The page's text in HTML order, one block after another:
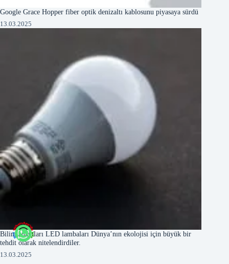
Google Grace Hopper fiber optik denizaltı kablosunu piyasaya sürdü
13.03.2025
Bilim adamları LED lambaları Dünya’nın ekolojisi için büyük bir
tehdit olarak nitelendirdiler.
13.03.2025